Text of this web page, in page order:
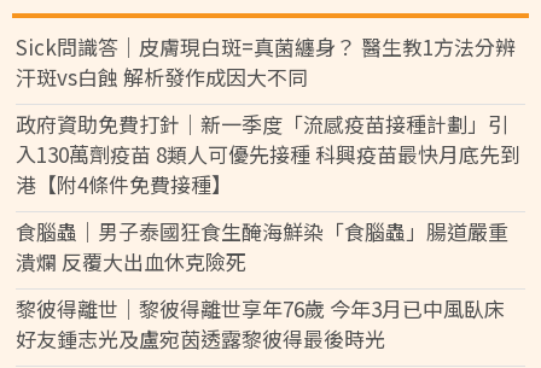
Sick問識答｜皮膚現白斑=真菌纏身？ 醫生教1方法分辨
汗斑vs白蝕 解析發作成因大不同
政府資助免費打針｜新一季度「流感疫苗接種計劃」引
入130萬劑疫苗 8類人可優先接種 科興疫苗最快月底先到
港【附4條件免費接種】
食腦蟲｜男子泰國狂食生醃海鮮染「食腦蟲」腸道嚴重
潰爛 反覆大出血休克險死
黎彼得離世｜黎彼得離世享年76歲 今年3月已中風臥床
好友鍾志光及盧宛茵透露黎彼得最後時光